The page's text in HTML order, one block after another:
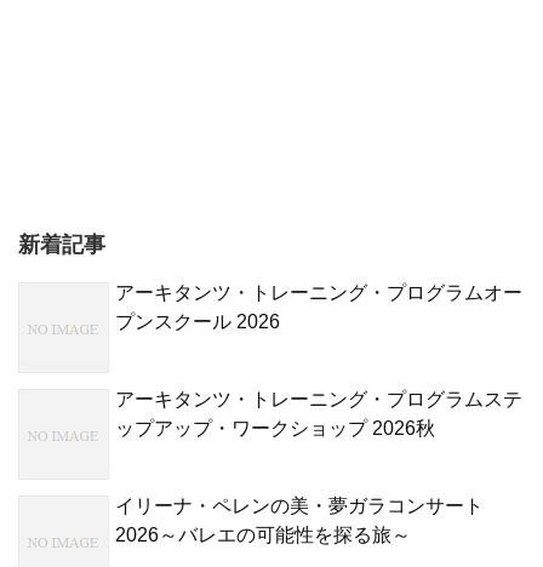
新着記事
アーキタンツ・トレーニング・プログラムオー
プンスクール 2026
アーキタンツ・トレーニング・プログラムステ
ップアップ・ワークショップ 2026秋
イリーナ・ペレンの美・夢ガラコンサート
2026～バレエの可能性を探る旅～